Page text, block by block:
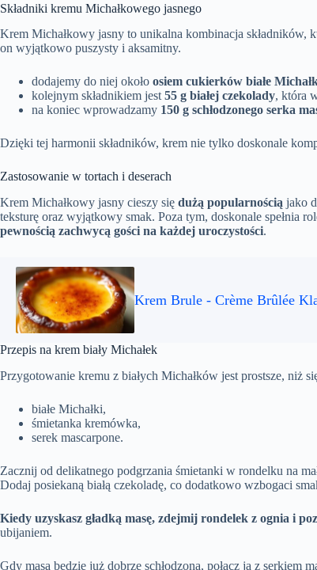
Składniki kremu Michałkowego jasnego
Krem Michałkowy jasny to unikalna kombinacja składników,
on wyjątkowo puszysty i aksamitny.
dodajemy do niej około osiem cukierków białe
kolejnym składnikiem jest 55 g białej czekolady, która
na koniec wprowadzamy 150 g schłodzonego serka
Dzięki tej harmonii składników, krem nie tylko doskonale
Zastosowanie w tortach i deserach
Krem Michałkowy jasny cieszy się dużą popularnością jako
teksturę oraz wyjątkowy smak. Poza tym, doskonale spełnia
pewnością zachwycą gości na każdej uroczystości.
Krem Brule - Crème Brûlée
Przepis na krem biały Michałek
Przygotowanie kremu z białych Michałków jest prostsze, niż
białe Michałki,
śmietanka kremówka,
serek mascarpone.
Zacznij od delikatnego podgrzania śmietanki w rondelku na
Dodaj posiekaną białą czekoladę, co dodatkowo wzbogaci
Kiedy uzyskasz gładką masę, zdejmij rondelek z ognia i
ubijaniem.
Gdy masa będzie już dobrze schłodzona, połącz ją z